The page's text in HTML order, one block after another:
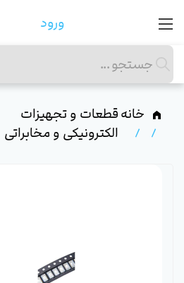
ورود
خانهقطعات و تجهیزات
الکترونیکی و مخابراتی